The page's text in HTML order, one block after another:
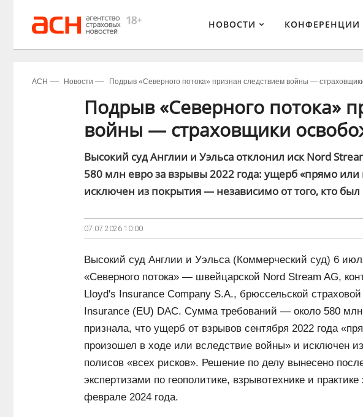
НОВОСТИ КОНФЕРЕНЦИИ
АСН Новости Подрыв «Северного потока» признан следствием войны —
Подрыв «Северного потока»
войны — страховщики
Высокий суд Англии и Уэльса отклонил иск Nord
580 млн евро за взрывы 2022 года: ущерб «прямо
исключен из покрытия — независимо от того, кто
07.07.2026 10:00
Высокий суд Англии и Уэльса (Коммерческий суд) 6
«Северного потока» — швейцарской Nord Stream AG,
Lloyd's Insurance Company S.A., брюссельской
Insurance (EU) DAC. Сумма требований — около 580
признала, что ущерб от взрывов сентября 2022 года
произошел в ходе или вследствие войны» и исключен
полисов «всех рисков». Решение по делу вынесено
экспертизами по геополитике, взрывотехнике и
феврале 2024 года.